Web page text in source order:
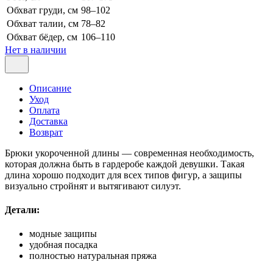
Обхват груди, см 98–102
Обхват талии, см 78–82
Обхват бёдер, см 106–110
Нет в наличии
Описание
Уход
Оплата
Доставка
Возврат
Брюки укороченной длины — современная необходимость,
которая должна быть в гардеробе каждой девушки. Такая
длина хорошо подходит для всех типов фигур, а защипы
визуально стройнят и вытягивают силуэт.
Детали:
модные защипы
удобная посадка
полностью натуральная пряжа